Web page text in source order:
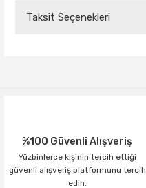
Taksit Seçenekleri
%100 Güvenli Alışveriş
Yüzbinlerce kişinin tercih ettiği
güvenli alışveriş platformunu tercih
edin.